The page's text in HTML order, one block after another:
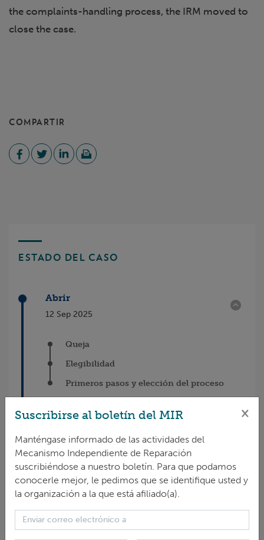
the complaints-handling process, the IRM moved to
close the case.
COMPARTIR
ESTADO DEL CASO
Abrir
12 Sep 2025
Queja
Elegibilidad
Primeros pasos y elección del proceso
Cerrado
RECLAMANTE
Community Member - Caqueta Department,
Colombia
Suscribirse al boletín del MIR ×
Manténgase informado de las actividades del
Mecanismo Independiente de Reparación
suscribiéndose a nuestro boletín. Para que podamos
conocerle mejor, le pedimos que se identifique usted y
la organización a la que está afiliado(a).